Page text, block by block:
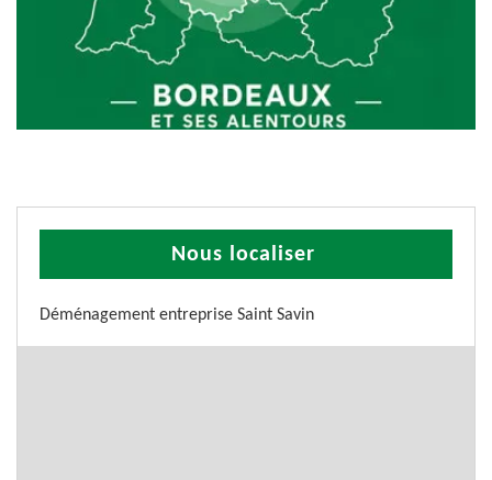
Nous localiser
Déménagement entreprise Saint Savin